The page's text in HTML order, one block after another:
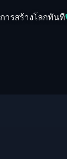
การสร้างโลกทันที